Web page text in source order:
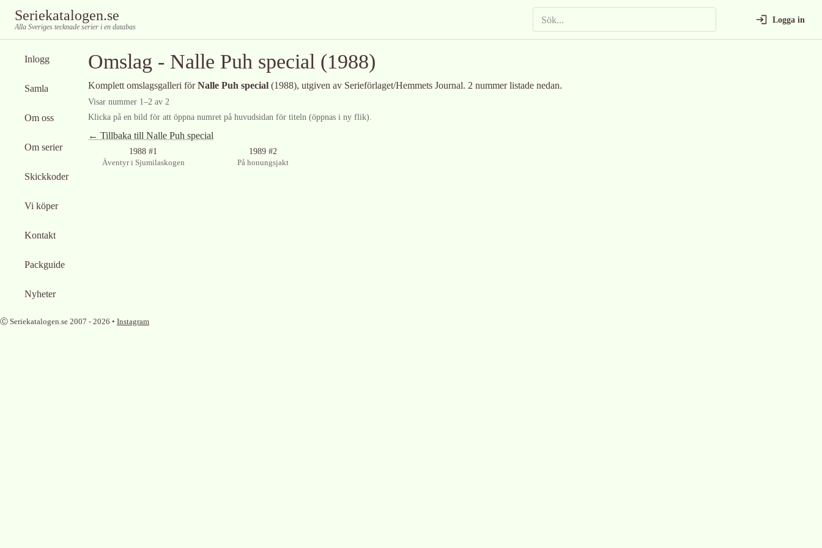
Seriekatalogen.se
Alla Sveriges tecknade serier i en databas
Logga in
Inlogg
Samla
Om oss
Om serier
Skickkoder
Vi köper
Kontakt
Packguide
Nyheter
Omslag - Nalle Puh special (1988)
Komplett omslagsgalleri förNalle Puh special (1988), utgiven av Serieförlaget/Hemmets Journal. 2 nummer listade nedan.
Visar nummer 1–2 av 2
Klicka på en bild för att öppna numret på huvudsidan för titeln (öppnas i ny flik).
← Tillbaka till Nalle Puh special
1988 #1
Äventyr i Sjumilaskogen
1989 #2
På honungsjakt
Ⓒ Seriekatalogen.se 2007 - 2026 • Instagram